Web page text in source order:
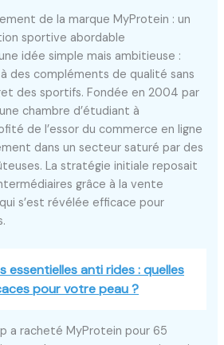
de la marque MyProtein : un
sportive abordable
idée simple mais ambitieuse :
des compléments de qualité sans
des sportifs. Fondée en 2004 par
chambre d’étudiant à
de l’essor du commerce en ligne
dans un secteur saturé par des
La stratégie initiale reposait
grâce à la vente
s’est révélée efficace pour
essentielles anti rides : quelles
pour votre peau ?
a racheté MyProtein pour 65